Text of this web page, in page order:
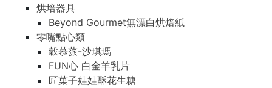
烘培器具
Beyond Gourmet無漂白烘焙紙
零嘴點心類
穀慕蒎-沙琪瑪
FUN心 白金羊乳片
匠菓子娃娃酥花生糖